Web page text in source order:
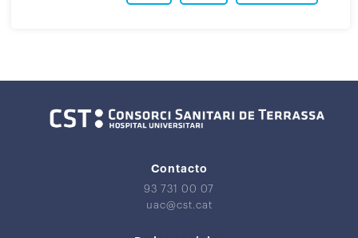
Contacto
93 731 00 07
uac@cst.cat